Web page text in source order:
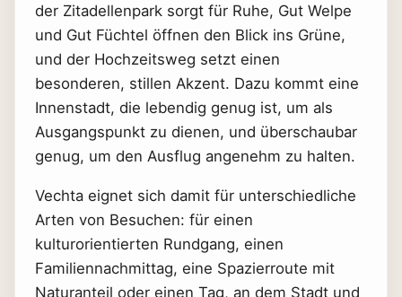
der Zitadellenpark sorgt für Ruhe, Gut Welpe
und Gut Füchtel öffnen den Blick ins Grüne,
und der Hochzeitsweg setzt einen
besonderen, stillen Akzent. Dazu kommt eine
Innenstadt, die lebendig genug ist, um als
Ausgangspunkt zu dienen, und überschaubar
genug, um den Ausflug angenehm zu halten.
Vechta eignet sich damit für unterschiedliche
Arten von Besuchen: für einen
kulturorientierten Rundgang, einen
Familiennachmittag, eine Spazierroute mit
Naturanteil oder einen Tag, an dem Stadt und